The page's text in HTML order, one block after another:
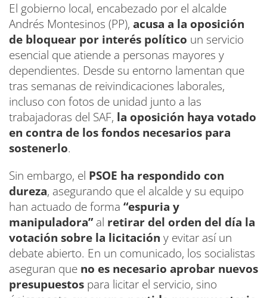
El gobierno local, encabezado por el alcalde
Andrés Montesinos (PP), acusa a la oposición
de bloquear por interés político un servicio
esencial que atiende a personas mayores y
dependientes. Desde su entorno lamentan que
tras semanas de reivindicaciones laborales,
incluso con fotos de unidad junto a las
trabajadoras del SAF, la oposición haya votado
en contra de los fondos necesarios para
sostenerlo.
Sin embargo, el PSOE ha respondido con
dureza, asegurando que el alcalde y su equipo
han actuado de forma “espuria y
manipuladora”al retirar del orden del día la
votación sobre la licitación y evitar así un
debate abierto. En un comunicado, los socialistas
aseguran que no es necesario aprobar nuevos
presupuestos para licitar el servicio, sino